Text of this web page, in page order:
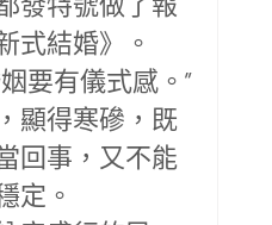
式結婚》。
要有儀式感。”
顯得寒磣，既
回事，又不能
定。